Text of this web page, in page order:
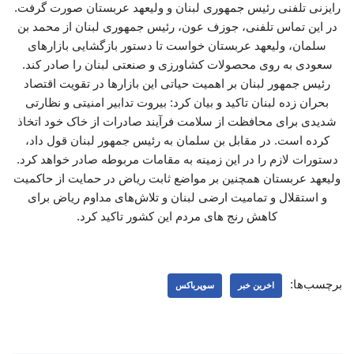
رایزنی تلفنی رئیس جمهوری لبنان و ولیعهد عربستان صورت گرفت.
در این تماس تلفنی، جوزف عون، رئیس جمهوری لبنان از محمد بن
سلمان، ولیعهد عربستان خواست تا دستور بازگشایی بازارهای
سعودی به روی محصولات کشاورزی و صنعتی لبنان را صادر کند.
رئیس جمهور لبنان بر اهمیت حیاتی این بازارها در تقویت اقتصاد
بحران زده لبنان تاکید و بیان کرد: بیروت تدابیر امنیتی و نظارتی
شدیدی برای محافظت از سلامت فرآیند صادرات از خاک خود اتخاذ
کرده است. در مقابل بن سلمان به رئیس جمهور لبنان قول داد،
دستورات لازم را در این زمینه به مقامات مربوطه صادر خواهد کرد.
ولیعهد عربستان همچنین بر مواضع ثابت ریاض در حمایت از حاکمیت
و استقلال و تمامیت ارضی لبنان و تلاش‌های مداوم ریاض برای
کاهش رنج های مردم این کشور تاکید کرد.
برچسب‌ها: اخرین خبر سوپرباکس